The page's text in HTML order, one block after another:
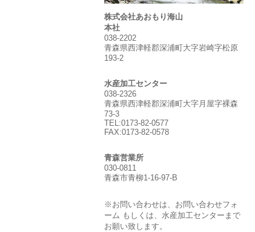
株式会社あおもり海山
本社
038-2202
青森県西津軽郡深浦町大字岩崎字松原
193-2
水産加工センター
038-2326
青森県西津軽郡深浦町大字月屋字裸森
73-3
TEL:0173-82-0577
FAX:0173-82-0578
青森営業所
030-0811
青森市青柳1-16-97-B
※お問い合わせは、お問い合わせフォ
ーム もしくは、水産加工センターまで
お願い致します。